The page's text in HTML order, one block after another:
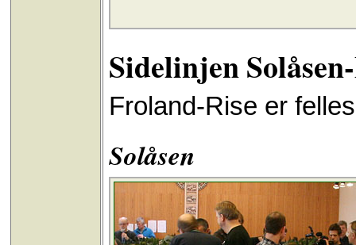
Sidelinjen
Froland-Rise er
Solåsen